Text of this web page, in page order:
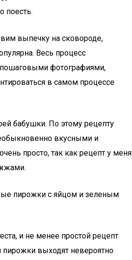
поесть.
выпечку на сковороде,
Весь процесс
пошаговыми фотографиями,
в самом процессе
бабушки. По этому рецепту
вкусными и
просто, так как рецепт у меня
пирожки с яйцом и зеленым
и не менее простой рецепт
пирожки выходят невероятно